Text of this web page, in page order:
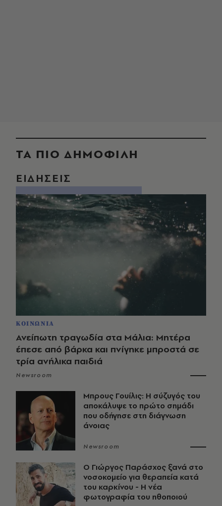
ΤΑ ΠΙΟ ΔΗΜΟΦΙΛΗ
ΕΙΔΗΣΕΙΣ
ΚΟΙΝΩΝΙΑ
Ανείπωτη τραγωδία στα Μάλια: Μητέρα
έπεσε από βάρκα και πνίγηκε μπροστά σε
τρία ανήλικα παιδιά
Newsroom
Μπρους Γουίλις: Η σύζυγός του
αποκάλυψε το πρώτο σημάδι
που οδήγησε στη διάγνωση
άνοιας
Newsroom
O Γιώργος Παράσχος ξανά στο
νοσοκομείο για θεραπεία κατά
του καρκίνου - Η νέα
φωτογραφία του ηθοποιού